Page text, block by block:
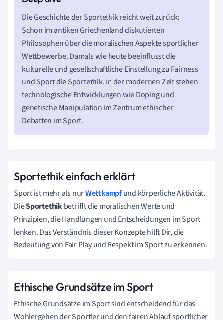
Die Geschichte der Sportethik reicht weit zurück:
Schon im antiken Griechenland diskutierten
Philosophen über die moralischen Aspekte sportlicher
Wettbewerbe. Damals wie heute beeinflusst die
kulturelle und gesellschaftliche Einstellung zu Fairness
und Sport die Sportethik. In der modernen Zeit stehen
technologische Entwicklungen wie Doping und
genetische Manipulation im Zentrum ethischer
Debatten im Sport.
Sportethik einfach erklärt
Sport ist mehr als nurWettkampfund körperliche Aktivität.
DieSportethikbetrifft die moralischen Werte und
Prinzipien, die Handlungen und Entscheidungen im Sport
lenken. Das Verständnis dieser Konzepte hilft Dir, die
Bedeutung von Fair Play und Respekt im Sport zu erkennen.
Ethische Grundsätze im Sport
Ethische Grundsätze im Sport sind entscheidend für das
Wohlergehen der Sportler und den fairen Ablauf sportlicher